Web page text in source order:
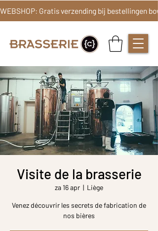
Visite de la brasserie
za 16 apr
  |
Liège
Venez découvrir les secrets de fabrication de
nos bières